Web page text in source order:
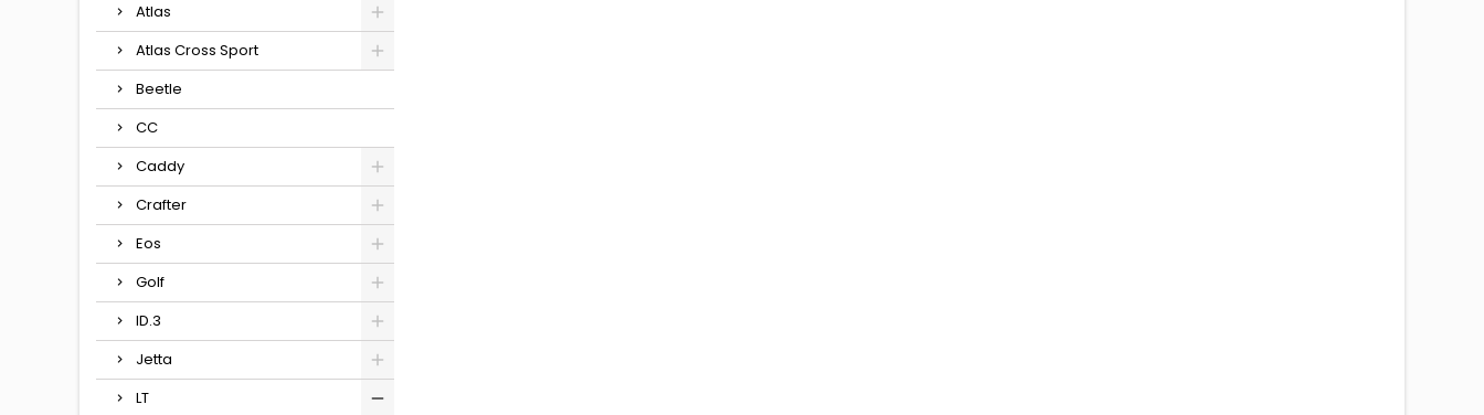
Atlas
Atlas Cross Sport
Beetle
CC
Caddy
Crafter
Eos
Golf
ID.3
Jetta
LT